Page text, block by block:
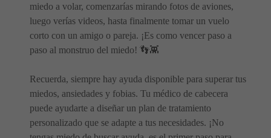
miedo a volar, comenzarías mirando fotos de aviones,
luego verías videos, hasta finalmente tomar un vuelo
corto con un amigo o pareja. ¡Es como vencer paso a
paso al monstruo del miedo! 👣👾
Recuerda, siempre hay ayuda disponible para superar tus
miedos, ansiedades y fobias. Tu médico de cabecera
puede ayudarte a diseñar un plan de tratamiento
personalizado que se adapte a tus necesidades. ¡No